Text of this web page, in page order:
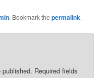
. Bookmark thepermalink.
Required fields